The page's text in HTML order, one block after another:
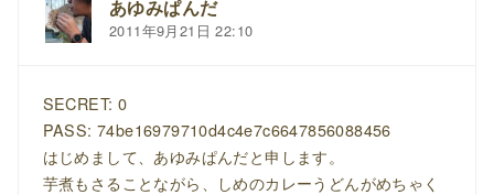
あゆみぱんだ
2011年9月21日 22:10
SECRET: 0
PASS: 74be16979710d4c4e7c6647856088456
はじめまして、あゆみぱんだと申します。
芋煮もさることながら、しめのカレーうどんがめちゃく